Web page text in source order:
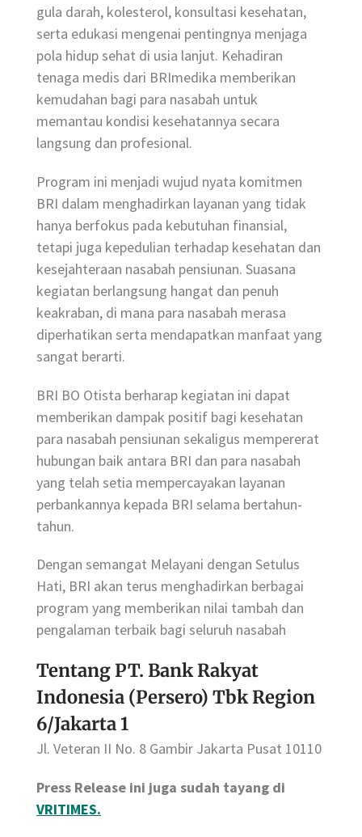
gula darah, kolesterol, konsultasi kesehatan,
serta edukasi mengenai pentingnya menjaga
pola hidup sehat di usia lanjut. Kehadiran
tenaga medis dari BRImedika memberikan
kemudahan bagi para nasabah untuk
memantau kondisi kesehatannya secara
langsung dan profesional.
Program ini menjadi wujud nyata komitmen
BRI dalam menghadirkan layanan yang tidak
hanya berfokus pada kebutuhan finansial,
tetapi juga kepedulian terhadap kesehatan dan
kesejahteraan nasabah pensiunan. Suasana
kegiatan berlangsung hangat dan penuh
keakraban, di mana para nasabah merasa
diperhatikan serta mendapatkan manfaat yang
sangat berarti.
BRI BO Otista berharap kegiatan ini dapat
memberikan dampak positif bagi kesehatan
para nasabah pensiunan sekaligus mempererat
hubungan baik antara BRI dan para nasabah
yang telah setia mempercayakan layanan
perbankannya kepada BRI selama bertahun-
tahun.
Dengan semangat Melayani dengan Setulus
Hati, BRI akan terus menghadirkan berbagai
program yang memberikan nilai tambah dan
pengalaman terbaik bagi seluruh nasabah
Tentang PT. Bank Rakyat
Indonesia (Persero) Tbk Region
6/Jakarta 1
Jl. Veteran II No. 8 Gambir Jakarta Pusat 10110
Press Release ini juga sudah tayang di
VRITIMES.